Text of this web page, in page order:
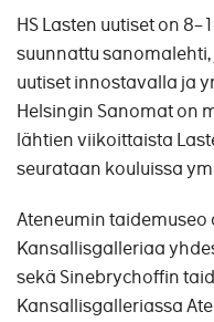
HS Lasten uutiset on
suunnattu
uutiset innostavalla ja
Helsingin Sanomat on
lähtien viikoittaista
seurataan kouluissa
Ateneumin taidemuseo
Kansallisgalleriaa
sekä Sinebrychoffin
Kansallisgalleriassa